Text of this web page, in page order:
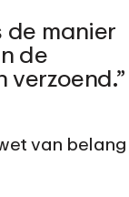
manier
de
verzoend.
van belang